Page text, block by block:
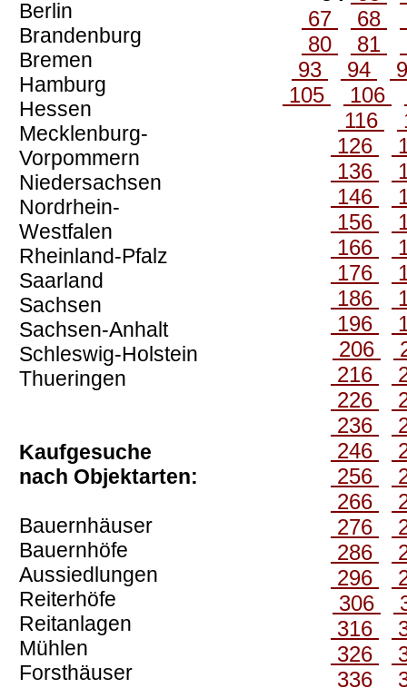
Berlin
Brandenburg
Bremen
Hamburg
Hessen
Mecklenburg-
Vorpommern
Niedersachsen
Nordrhein-
Westfalen
Rheinland-Pfalz
Saarland
Sachsen
Sachsen-Anhalt
Schleswig-Holstein
Thueringen
Kaufgesuche
nach Objektarten:
Bauernhäuser
Bauernhöfe
Aussiedlungen
Reiterhöfe
Reitanlagen
Mühlen
Forsthäuser
67
68
80
81
93
94
105
106
116
126
136
146
156
166
176
186
196
206
216
226
236
246
256
266
276
286
296
306
316
326
336